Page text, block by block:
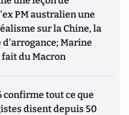
PM australien une
sur la Chine, la
d'arrogance; Marine
du Macron
confirme tout ce que
disent depuis 50